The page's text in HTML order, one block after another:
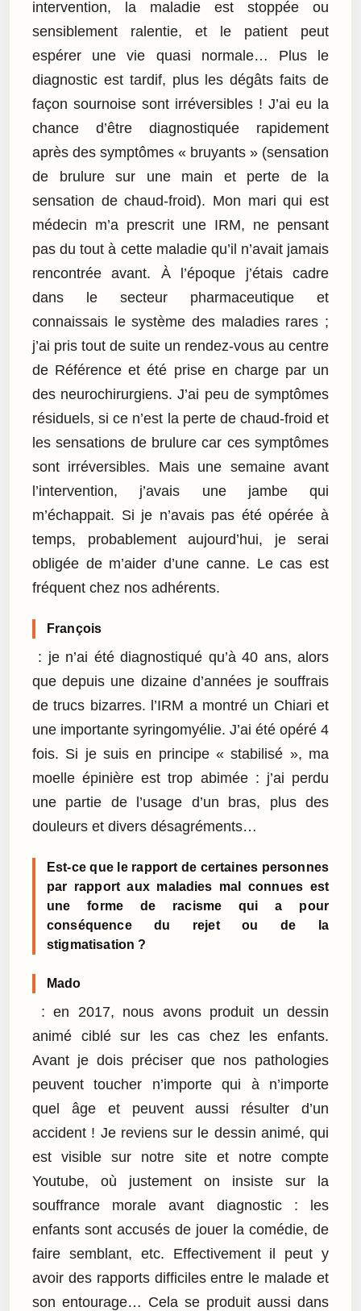
intervention, la maladie est stoppée ou
sensiblement ralentie, et le patient peut
espérer une vie quasi normale… Plus le
diagnostic est tardif, plus les dégâts faits de
façon sournoise sont irréversibles ! J’ai eu la
chance d’être diagnostiquée rapidement
après des symptômes « bruyants » (sensation
de brulure sur une main et perte de la
sensation de chaud-froid). Mon mari qui est
médecin m’a prescrit une IRM, ne pensant
pas du tout à cette maladie qu’il n’avait jamais
rencontrée avant. À l’époque j’étais cadre
dans le secteur pharmaceutique et
connaissais le système des maladies rares ;
j’ai pris tout de suite un rendez-vous au centre
de Référence et été prise en charge par un
des neurochirurgiens. J’ai peu de symptômes
résiduels, si ce n’est la perte de chaud-froid et
les sensations de brulure car ces symptômes
sont irréversibles. Mais une semaine avant
l’intervention, j’avais une jambe qui
m’échappait. Si je n’avais pas été opérée à
temps, probablement aujourd’hui, je serai
obligée de m’aider d’une canne. Le cas est
fréquent chez nos adhérents.
François
: je n’ai été diagnostiqué qu’à 40 ans, alors
que depuis une dizaine d’années je souffrais
de trucs bizarres. l’IRM a montré un Chiari et
une importante syringomyélie. J’ai été opéré 4
fois. Si je suis en principe « stabilisé », ma
moelle épinière est trop abimée : j’ai perdu
une partie de l’usage d’un bras, plus des
douleurs et divers désagréments…
Est-ce que le rapport de certaines personnes
par rapport aux maladies mal connues est
une forme de racisme qui a pour
conséquence du rejet ou de la
stigmatisation ?
Mado
: en 2017, nous avons produit un dessin
animé ciblé sur les cas chez les enfants.
Avant je dois préciser que nos pathologies
peuvent toucher n’importe qui à n’importe
quel âge et peuvent aussi résulter d’un
accident ! Je reviens sur le dessin animé, qui
est visible sur notre site et notre compte
Youtube, où justement on insiste sur la
souffrance morale avant diagnostic : les
enfants sont accusés de jouer la comédie, de
faire semblant, etc. Effectivement il peut y
avoir des rapports difficiles entre le malade et
son entourage… Cela se produit aussi dans